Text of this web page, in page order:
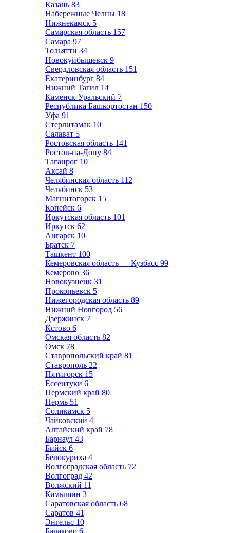
Казань 83
Набережные Челны 18
Нижнекамск 5
Самарская область 157
Самара 97
Тольятти 34
Новокуйбышевск 9
Свердловская область 151
Екатеринбург 84
Нижний Тагил 14
Каменск-Уральский 7
Республика Башкортостан 150
Уфа 91
Стерлитамак 10
Салават 5
Ростовская область 141
Ростов-на-Дону 84
Таганрог 10
Аксай 8
Челябинская область 112
Челябинск 53
Магнитогорск 15
Копейск 6
Иркутская область 101
Иркутск 62
Ангарск 10
Братск 7
Ташкент 100
Кемеровская область — Кузбасс 99
Кемерово 36
Новокузнецк 31
Прокопьевск 5
Нижегородская область 89
Нижний Новгород 56
Дзержинск 7
Кстово 6
Омская область 82
Омск 78
Ставропольский край 81
Ставрополь 22
Пятигорск 15
Ессентуки 6
Пермский край 80
Пермь 51
Соликамск 5
Чайковский 4
Алтайский край 78
Барнаул 43
Бийск 6
Белокуриха 4
Волгоградская область 72
Волгоград 42
Волжский 11
Камышин 3
Саратовская область 68
Саратов 41
Энгельс 10
Балаково 6